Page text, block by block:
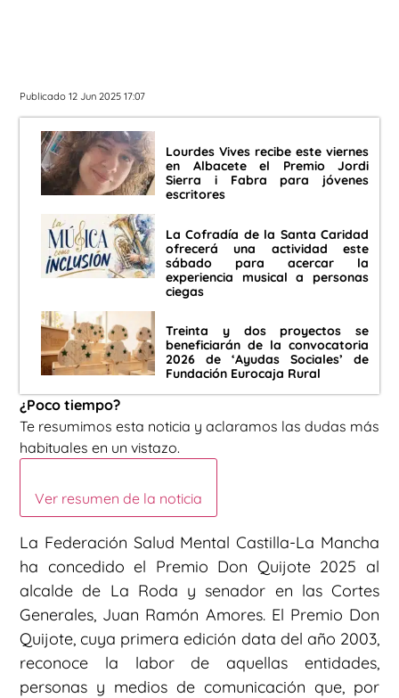
Publicado 12 Jun 2025 17:07
Lourdes Vives recibe este viernes
en Albacete el Premio Jordi
Sierra i Fabra para jóvenes
escritores
La Cofradía de la Santa Caridad
ofrecerá una actividad este
sábado para acercar la
experiencia musical a personas
ciegas
Treinta y dos proyectos se
beneficiarán de la convocatoria
2026 de ‘Ayudas Sociales’ de
Fundación Eurocaja Rural
¿Poco tiempo?
Te resumimos esta noticia y aclaramos las dudas más
habituales en un vistazo.
Ver resumen de la noticia
La Federación Salud Mental Castilla-La Mancha
ha concedido el Premio Don Quijote 2025 al
alcalde de La Roda y senador en las Cortes
Generales, Juan Ramón Amores. El Premio Don
Quijote, cuya primera edición data del año 2003,
reconoce la labor de aquellas entidades,
personas y medios de comunicación que, por